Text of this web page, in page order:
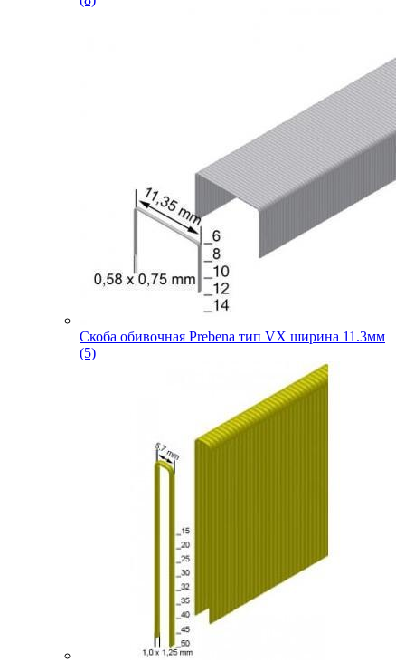
Скоба обивочная Prebena тип VX ширина 11.3мм
(5)